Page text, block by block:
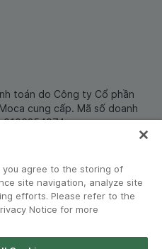
toán do Công ty Cổ phần
cung cấp. Mã số doanh
0106254974
you agree to the storing of
site navigation, analyze site
efforts. Please refer to the
Notice for more